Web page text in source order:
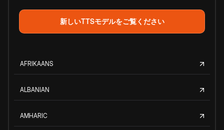
新しいTTSモデルをご覧ください
AFRIKAANS
ALBANIAN
AMHARIC